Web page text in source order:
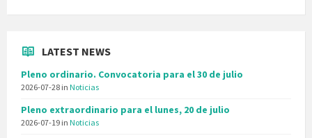
LATEST NEWS
Pleno ordinario. Convocatoria para el 30 de julio
2026-07-28 in Noticias
Pleno extraordinario para el lunes, 20 de julio
2026-07-19 in Noticias